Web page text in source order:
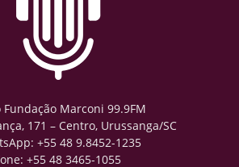
Fundação Marconi 99.9FM
171 – Centro, Urussanga/SC
+55 48 9.8452-1235
+55 48 3465-1055